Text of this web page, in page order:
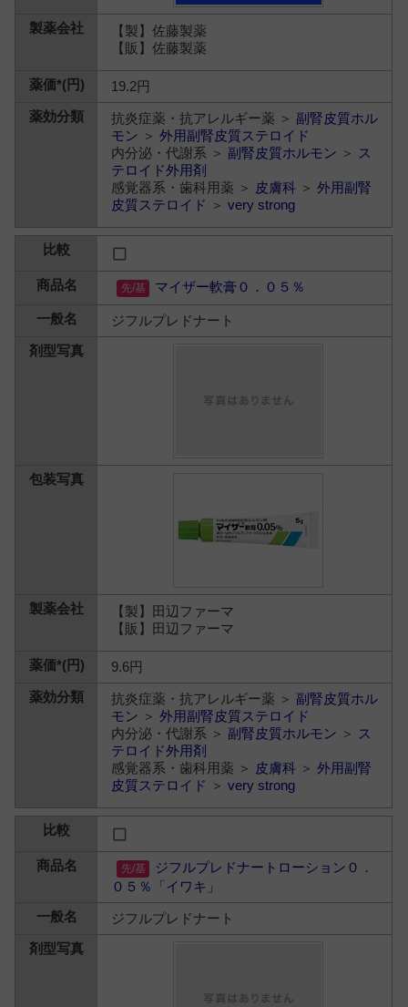
【製】佐藤製薬
【販】佐藤製薬
19.2円
抗炎症薬・抗アレルギー薬 ＞ 副腎皮質ホル
モン ＞外用副腎皮質ステロイド
内分泌・代謝系 ＞ 副腎皮質ホルモン ＞ ス
テロイド外用剤
感覚器系・歯科用薬 ＞ 皮膚科 ＞外用副腎
皮質ステロイド ＞very strong
マイザー軟膏０．０５％
ジフルプレドナート
【製】田辺ファーマ
【販】田辺ファーマ
9.6円
抗炎症薬・抗アレルギー薬 ＞ 副腎皮質ホル
モン ＞外用副腎皮質ステロイド
内分泌・代謝系 ＞ 副腎皮質ホルモン ＞ ス
テロイド外用剤
感覚器系・歯科用薬 ＞ 皮膚科 ＞外用副腎
皮質ステロイド ＞very strong
ジフルプレドナートローション０．
０５％「イワキ」
ジフルプレドナート